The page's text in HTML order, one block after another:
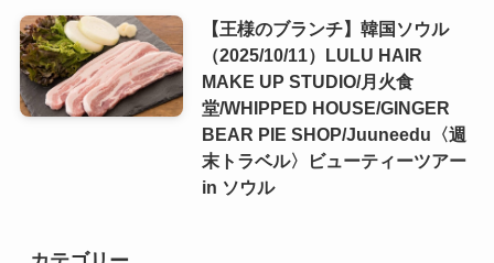
【王様のブランチ】韓国ソウル
（2025/10/11）LULU HAIR
MAKE UP STUDIO/月火食
堂/WHIPPED HOUSE/GINGER
BEAR PIE SHOP/Juuneedu〈週
末トラベル〉ビューティーツアー
in ソウル